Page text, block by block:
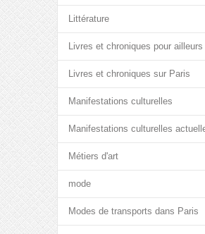
Littérature
Livres et chroniques pour ailleurs
Livres et chroniques sur Paris
Manifestations culturelles
Manifestations culturelles
Métiers d'art
mode
Modes de transports dans Paris